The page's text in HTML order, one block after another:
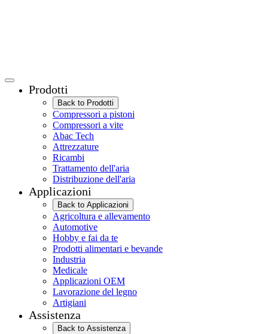
Prodotti
Back to Prodotti
Compressori a pistoni
Compressori a vite
Abac Tech
Attrezzature
Ricambi
Trattamento dell'aria
Distribuzione dell'aria
Applicazioni
Back to Applicazioni
Agricoltura e allevamento
Automotive
Hobby e fai da te
Prodotti alimentari e bevande
Industria
Medicale
Applicazioni OEM
Lavorazione del legno
Artigiani
Assistenza
Back to Assistenza